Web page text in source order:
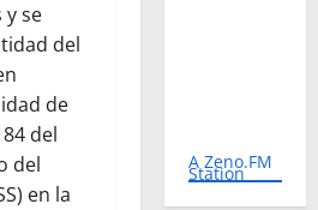
se
del
de
del
del
en la
A Zeno.FM
Station